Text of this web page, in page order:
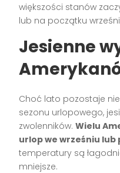
większości stanów
lub na początku
Jesienne
Choć lato pozostaje
sezonu urlopowego,
zwolenników.Wielu
urlop we wrześniu
temperatury są
mniejsze.